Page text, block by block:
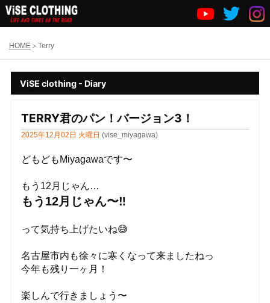
HOME Terry
ViSE clothing - Diary
TERRY君のパン！バージョン3！
2025年12月02日 火曜日 (vise_miyagawa)
どもどもMiyagawaです〜
もう12月じゃん…
もう12月じゃん〜‼️
って気持ち上げたいね😅
名古屋市内も徐々に寒くなって来ましたねっ
今年も残り一ヶ月！
楽しんで行きましょう〜